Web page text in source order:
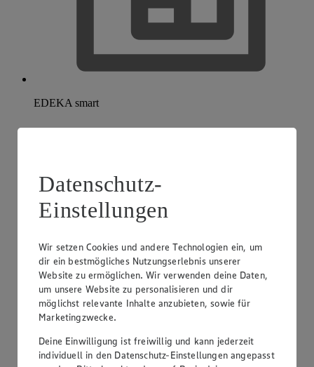
EDEKA smart
Datenschutz-
Einstellungen
Wir setzen Cookies und andere Technologien ein, um
dir ein bestmögliches Nutzungserlebnis unserer
Website zu ermöglichen. Wir verwenden deine Daten,
um unsere Website zu personalisieren und dir
möglichst relevante Inhalte anzubieten, sowie für
Marketingzwecke.
Deine Einwilligung ist freiwillig und kann jederzeit
individuell in den Datenschutz-Einstellungen angepasst